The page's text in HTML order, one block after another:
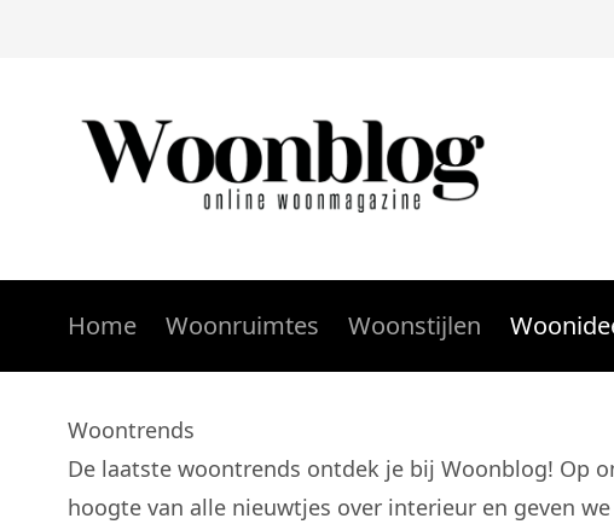
Home Woonruimtes Woonstijlen
Woontrends
De laatste woontrends ontdek je bij Woonblog! Op
hoogte van alle nieuwtjes over interieur en geven